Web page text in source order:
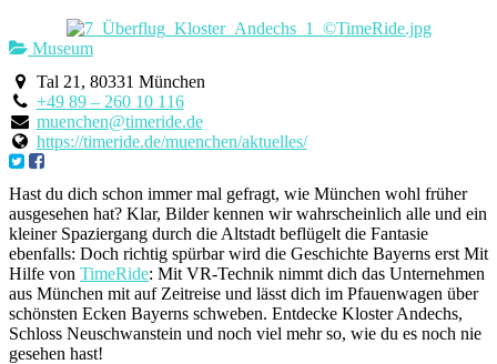
Museum
Tal 21, 80331 München
+49 89 – 260 10 116
muenchen@timeride.de
https://timeride.de/muenchen/aktuelles/
Hast du dich schon immer mal gefragt, wie München wohl früher
ausgesehen hat? Klar, Bilder kennen wir wahrscheinlich alle und ein
kleiner Spaziergang durch die Altstadt beflügelt die Fantasie
ebenfalls: Doch richtig spürbar wird die Geschichte Bayerns erst Mit
Hilfe von TimeRide: Mit VR-Technik nimmt dich das Unternehmen
aus München mit auf Zeitreise und lässt dich im Pfauenwagen über
schönsten Ecken Bayerns schweben. Entdecke Kloster Andechs,
Schloss Neuschwanstein und noch viel mehr so, wie du es noch nie
gesehen hast!